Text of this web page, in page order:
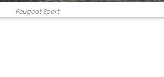
Peugeot Sport